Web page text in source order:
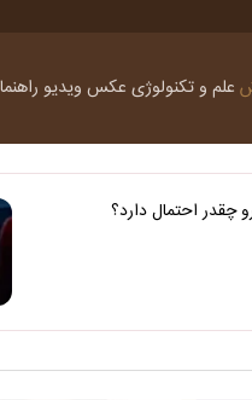
علم و تکنولوژی عکس ویدیو
چقدر احتمال دارد؟